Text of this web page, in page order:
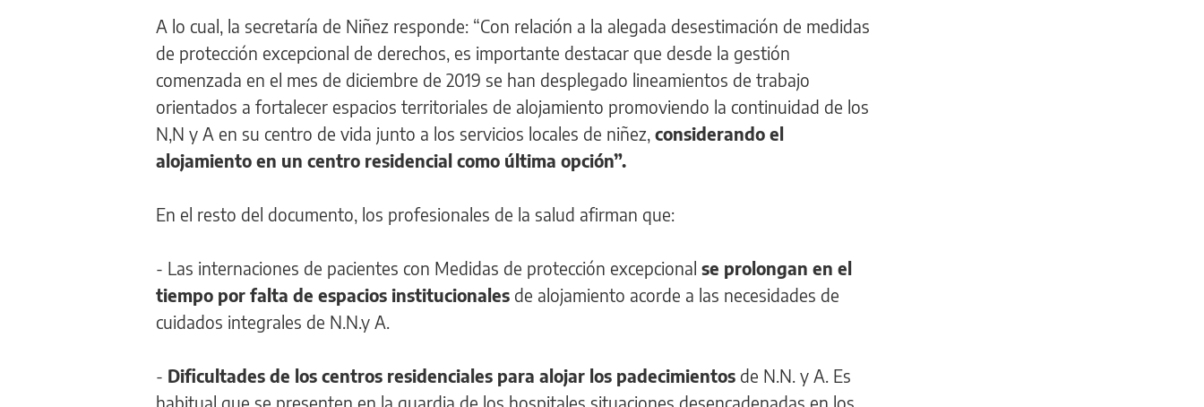
A lo cual, la secretaría de Niñez responde: “Con relación a la alegada desestimación de medidas
de protección excepcional de derechos, es importante destacar que desde la gestión
comenzada en el mes de diciembre de 2019 se han desplegado lineamientos de trabajo
orientados a fortalecer espacios territoriales de alojamiento promoviendo la continuidad de los
N,N y A en su centro de vida junto a los servicios locales de niñez, considerando el
alojamiento en un centro residencial como última opción”.
En el resto del documento, los profesionales de la salud afirman que:
- Las internaciones de pacientes con Medidas de protección excepcional se prolongan en el
tiempo por falta de espacios institucionales de alojamiento acorde a las necesidades de
cuidados integrales de N.N.y A.
- Dificultades de los centros residenciales para alojar los padecimientos de N.N. y A. Es
habitual que se presenten en la guardia de los hospitales situaciones desencadenadas en los